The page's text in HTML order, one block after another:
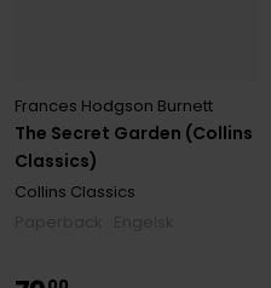
The Secret Garden (Collins
Classics)
Frances Hodgson Burnett
Collins Classics